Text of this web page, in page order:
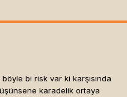
bi risk var ki karşısında
karadelik ortaya